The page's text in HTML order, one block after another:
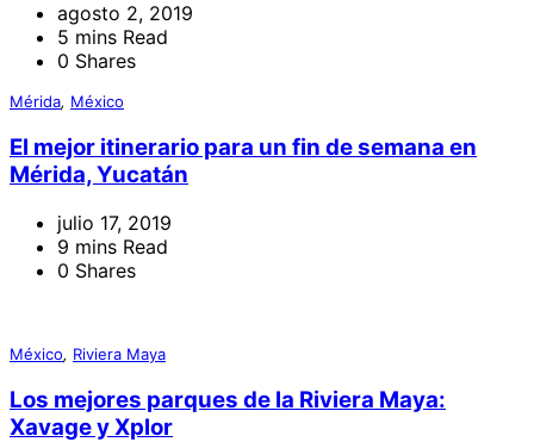
agosto 2, 2019
5 mins Read
0 Shares
Mérida, México
El mejor itinerario para un fin de semana en
Mérida, Yucatán
julio 17, 2019
9 mins Read
0 Shares
México, Riviera Maya
Los mejores parques de la Riviera Maya:
Xavage y Xplor